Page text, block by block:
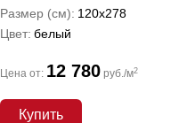
Размер (см) 120x278
Цвет белый
Цена от: 12 780 руб./м2
Купить